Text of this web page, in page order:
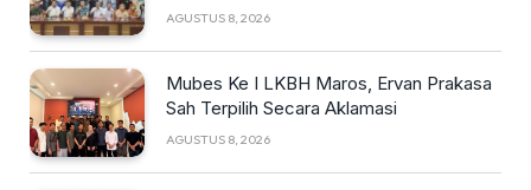
AGUSTUS 8, 2026
Mubes Ke I LKBH Maros, Ervan Prakasa
Sah Terpilih Secara Aklamasi
AGUSTUS 8, 2026